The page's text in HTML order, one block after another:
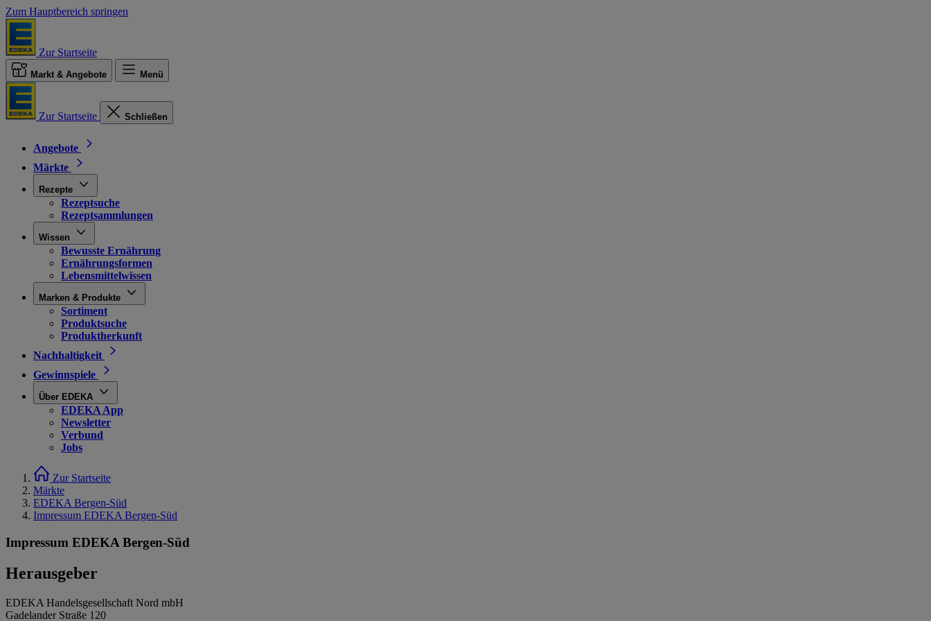
Zum Hauptbereich springen
Zur Startseite
Markt & Angebote Menü
Zur Startseite Schließen
Angebote
Märkte
Rezepte
Rezeptsuche
Rezeptsammlungen
Wissen
Bewusste Ernährung
Ernährungsformen
Lebensmittelwissen
Marken & Produkte
Sortiment
Produktsuche
Produktherkunft
Nachhaltigkeit
Gewinnspiele
Über EDEKA
EDEKA App
Newsletter
Verbund
Jobs
Zur Startseite
Märkte
EDEKA Bergen-Süd
Impressum EDEKA Bergen-Süd
Impressum EDEKA Bergen-Süd
Herausgeber
EDEKA Handelsgesellschaft Nord mbH
Gadelander Straße 120